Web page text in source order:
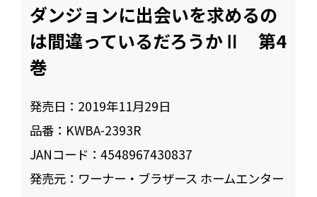
ダンジョンに出会いを求めるの
は間違っているだろうかⅡ 第4
巻
発売日： 2019年11月29日
品番： KWBA-2393R
JANコード：4548967430837
発売元： ワーナー・ブラザース ホームエンター